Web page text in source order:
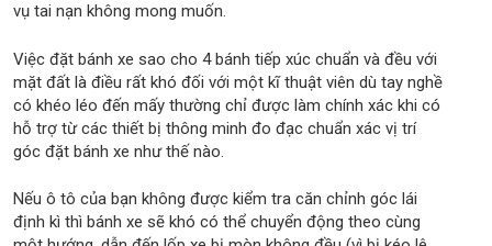
vụ tai nạn không mong muốn.
Việc đặt bánh xe sao cho 4 bánh tiếp xúc chuẩn và đều với
mặt đất là điều rất khó đối với một kĩ thuật viên dù tay nghề
có khéo léo đến mấy thường chỉ được làm chính xác khi có
hỗ trợ từ các thiết bị thông minh đo đạc chuẩn xác vị trí
góc đặt bánh xe như thế nào.
Nếu ô tô của bạn không được kiểm tra căn chỉnh góc lái
định kì thì bánh xe sẽ khó có thể chuyển động theo cùng